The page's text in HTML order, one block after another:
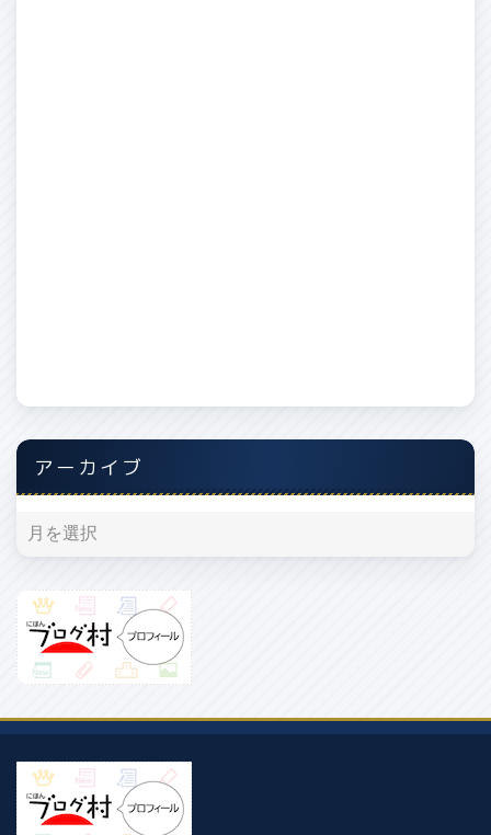
アーカイブ